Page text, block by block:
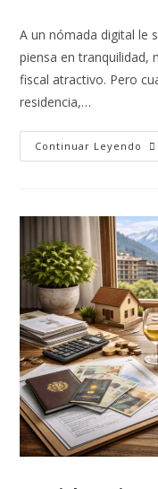
A un nómada digital le
piensa en tranquilidad,
fiscal atractivo. Pero
residencia,…
Continuar Leyendo